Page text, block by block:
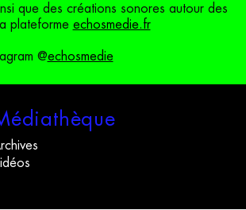
que des créations sonores autour des
plateforme echosmedie.fr
@echosmedie
édiathèque